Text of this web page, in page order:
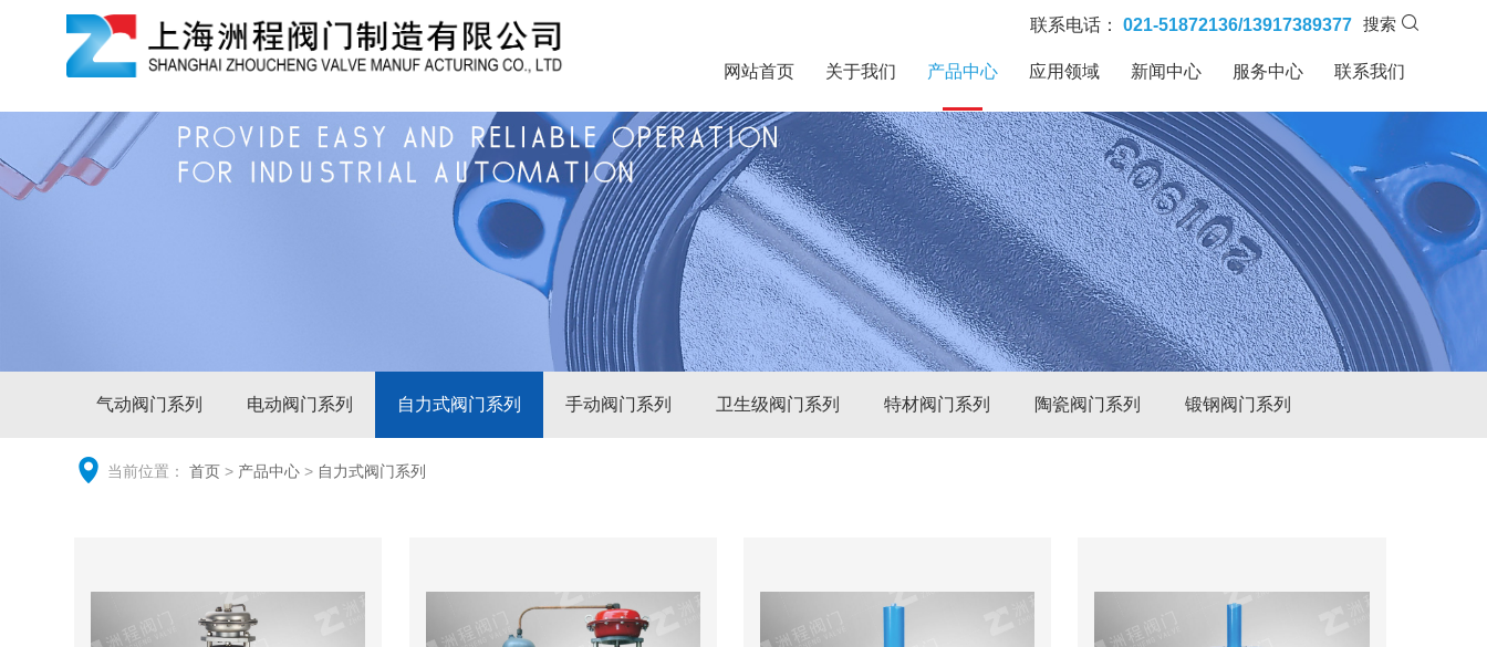
搜索
联系电话： 021-51872136/13917389377
网站首页 关于我们 产品中心 应用领域 新闻中心 服务中心 联系我们
气动阀门系列 电动阀门系列 自力式阀门系列 手动阀门系列 卫生级阀门系列 特材阀门系列 陶瓷阀门系列 锻钢阀门系列
当前位置：首页 > 产品中心 > 自力式阀门系列